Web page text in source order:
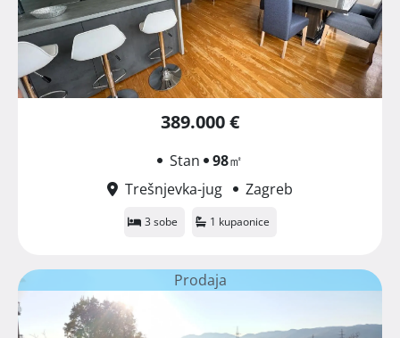
389.000 €
Stan 98㎡
Trešnjevka-jug
Zagreb
3 sobe 1 kupaonice
Prodaja